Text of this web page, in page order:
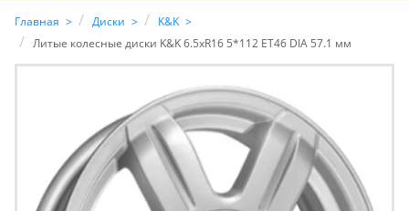
Главная Диски
K&K
Литые колесные диски K&K 6.5xR16 5*112 ET46 DIA 57.1 мм